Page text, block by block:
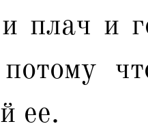
плач и
ее.